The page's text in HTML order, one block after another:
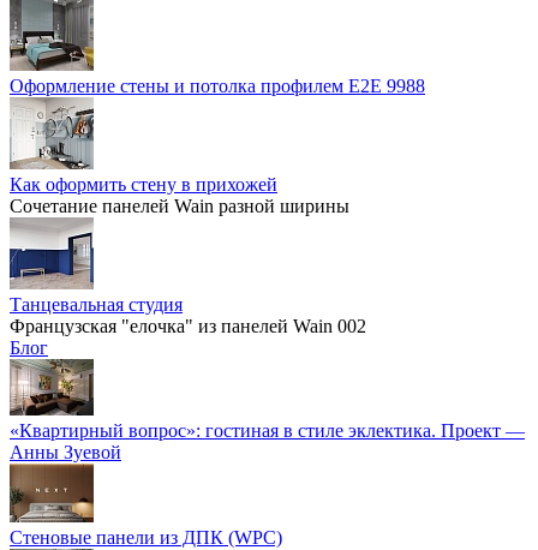
Оформление стены и потолка профилем E2E 9988
Как оформить стену в прихожей
Сочетание панелей Wain разной ширины
Танцевальная студия
Французская "елочка" из панелей Wain 002
Блог
«Квартирный вопрос»: гостиная в стиле эклектика. Проект —
Анны Зуевой
Стеновые панели из ДПК (WPC)